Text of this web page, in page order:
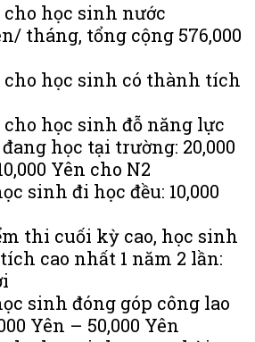
cho học sinh nước
tháng, tổng cộng 576,000
cho học sinh có thành tích
cho học sinh đỗ năng lực
học tại trường: 20,000
Yên cho N2
sinh đi học đều: 10,000
thi cuối kỳ cao, học sinh
cao nhất 1 năm 2 lần:
sinh đóng góp công lao
Yên – 50,000 Yên